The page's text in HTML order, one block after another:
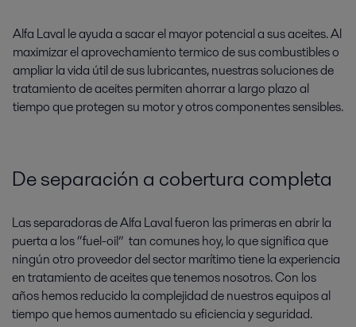
Alfa Laval le ayuda a sacar el mayor potencial a sus aceites. Al
maximizar el aprovechamiento termico de sus combustibles o
ampliar la vida útil de sus lubricantes, nuestras soluciones de
tratamiento de aceites permiten ahorrar a largo plazo al
tiempo que protegen su motor y otros componentes sensibles.
De separación a cobertura completa
Las separadoras de Alfa Laval fueron las primeras en abrir la
puerta a los “fuel-oil” tan comunes hoy, lo que significa que
ningún otro proveedor del sector marítimo tiene la experiencia
en tratamiento de aceites que tenemos nosotros. Con los
años hemos reducido la complejidad de nuestros equipos al
tiempo que hemos aumentado su eficiencia y seguridad.